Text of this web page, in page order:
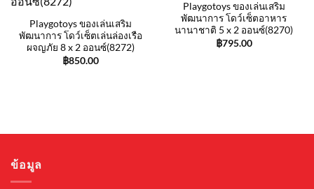
Playgotoys ของเล่นเสริม
พัฒนาการ โดว์เซ็ตเล่นล่องเรือ
ผจญภัย 8 x 2 ออนซ์(8272)
฿850.00
Playgotoys ของเล่นเสริม
พัฒนาการ โดว์เซ็ตอาหาร
นานาชาติ 5 x 2 ออนซ์(8270)
฿795.00
ข้อมูล